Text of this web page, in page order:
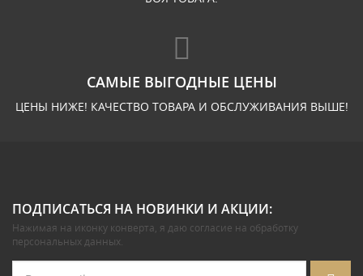
САМЫЕ ВЫГОДНЫЕ ЦЕНЫ
ЦЕНЫ НИЖЕ! КАЧЕСТВО ТОВАРА И ОБСЛУЖИВАНИЯ ВЫШЕ!
ПОДПИСАТЬСЯ НА НОВИНКИ И АКЦИИ:
Нажимая на иконку конверта, я даю согласие на обработку
персональных данных.